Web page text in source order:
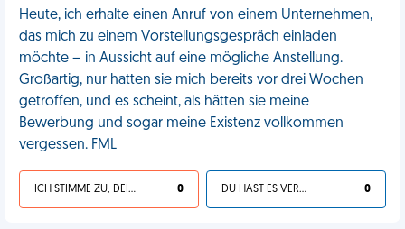
Heute, ich erhalte einen Anruf von einem Unternehmen,
das mich zu einem Vorstellungsgespräch einladen
möchte – in Aussicht auf eine mögliche Anstellung.
Großartig, nur hatten sie mich bereits vor drei Wochen
getroffen, und es scheint, als hätten sie meine
Bewerbung und sogar meine Existenz vollkommen
vergessen. FML
ICH STIMME ZU, DEIN LEBEN IST SCHEISSE 0 DU HAST ES VERDIENT 0